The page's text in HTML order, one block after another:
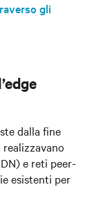
gli
dalla fine
e reti peer-
esistenti per